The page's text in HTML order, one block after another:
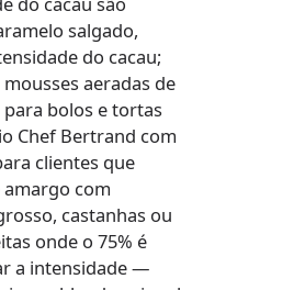
salgado,
do cacau;
aeradas de
bolos e tortas
Chef Bertrand com
clientes que
com
castanhas ou
onde o 75% é
a intensidade —